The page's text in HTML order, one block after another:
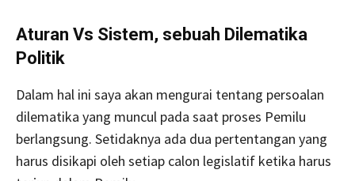
Aturan Vs Sistem, sebuah Dilematika
Politik
Dalam hal ini saya akan mengurai tentang persoalan
dilematika yang muncul pada saat proses Pemilu
berlangsung. Setidaknya ada dua pertentangan yang
harus disikapi oleh setiap calon legislatif ketika harus